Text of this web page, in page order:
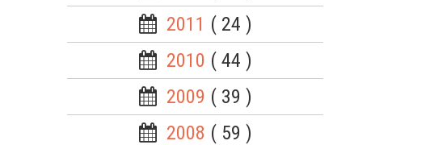
2011 ( 24 )
2010 ( 44 )
2009 ( 39 )
2008 ( 59 )